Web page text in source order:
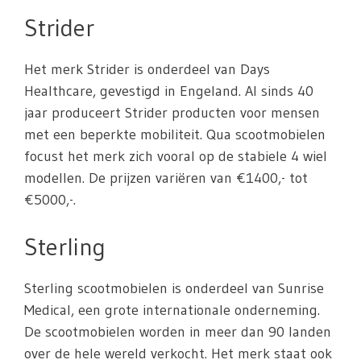
Strider
Het merk Strider is onderdeel van Days
Healthcare, gevestigd in Engeland. Al sinds 40
jaar produceert Strider producten voor mensen
met een beperkte mobiliteit. Qua scootmobielen
focust het merk zich vooral op de stabiele 4 wiel
modellen. De prijzen variëren van €1400,- tot
€5000,-.
Sterling
Sterling scootmobielen is onderdeel van Sunrise
Medical, een grote internationale onderneming.
De scootmobielen worden in meer dan 90 landen
over de hele wereld verkocht. Het merk staat ook